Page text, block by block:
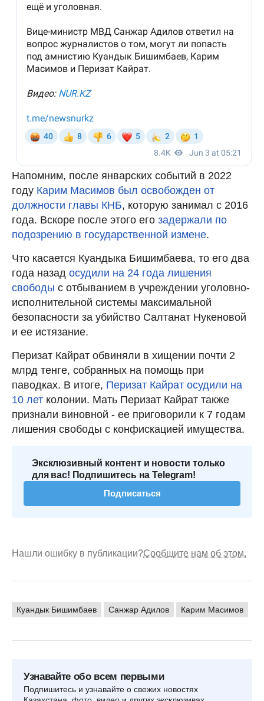
Напомним, после январских событий в 2022
году Карим Масимов был освобожден от
должности главы КНБ, которую занимал с 2016
года. Вскоре после этого его задержали по
подозрению в государственной измене.
Что касается Куандыка Бишимбаева, то его два
года назад осудили на 24 года лишения
свободы с отбыванием в учреждении уголовно-
исполнительной системы максимальной
безопасности за убийство Салтанат Нукеновой
и ее истязание.
Перизат Кайрат обвиняли в хищении почти 2
млрд тенге, собранных на помощь при
паводках. В итоге, Перизат Кайрат осудили на
10 лет колонии. Мать Перизат Кайрат также
признали виновной - ее приговорили к 7 годам
лишения свободы с конфискацией имущества.
Эксклюзивный контент и новости только
для вас! Подпишитесь на Telegram!
Подписаться
Нашли ошибку в публикации?Сообщите нам об этом.
Куандык Бишимбаев Санжар Адилов Карим Масимов
Узнавайте обо всем первыми
Подпишитесь и узнавайте о свежих новостях